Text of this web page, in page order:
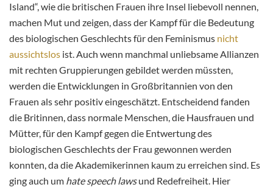
Island“, wie die britischen Frauen ihre Insel liebevoll nennen,
machen Mut und zeigen, dass der Kampf für die Bedeutung
des biologischen Geschlechts für den Feminismus nicht
aussichtslos ist. Auch wenn manchmal unliebsame Allianzen
mit rechten Gruppierungen gebildet werden müssten,
werden die Entwicklungen in Großbritannien von den
Frauen als sehr positiv eingeschätzt. Entscheidend fanden
die Britinnen, dass normale Menschen, die Hausfrauen und
Mütter, für den Kampf gegen die Entwertung des
biologischen Geschlechts der Frau gewonnen werden
konnten, da die Akademikerinnen kaum zu erreichen sind. Es
ging auch um hate speech lawsund Redefreiheit. Hier